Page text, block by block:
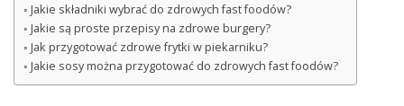
Jakie składniki wybrać do zdrowych fast foodów?
Jakie są proste przepisy na zdrowe burgery?
Jak przygotować zdrowe frytki w piekarniku?
Jakie sosy można przygotować do zdrowych fast foodów?